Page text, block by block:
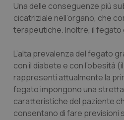
Una delle conseguenze più
cicatriziale nell’organo, che
terapeutiche. Inoltre, il
L’alta prevalenza del fegato
con il diabete e con l’obesità
rappresenti attualmente la
fegato impongono una
caratteristiche del paziente
consentano di fare previsioni